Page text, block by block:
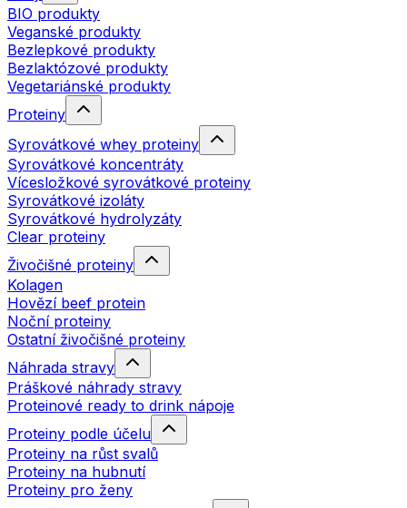
BIO produkty
Veganské produkty
Bezlepkové produkty
Bezlaktózové produkty
Vegetariánské produkty
Proteiny
Syrovátkové whey proteiny
Syrovátkové koncentráty
Vícesložkové syrovátkové proteiny
Syrovátkové izoláty
Syrovátkové hydrolyzáty
Clear proteiny
Živočišné proteiny
Kolagen
Hovězí beef protein
Noční proteiny
Ostatní živočišné proteiny
Náhrada stravy
Práškové náhrady stravy
Proteinové ready to drink nápoje
Proteiny podle účelu
Proteiny na růst svalů
Proteiny na hubnutí
Proteiny pro ženy